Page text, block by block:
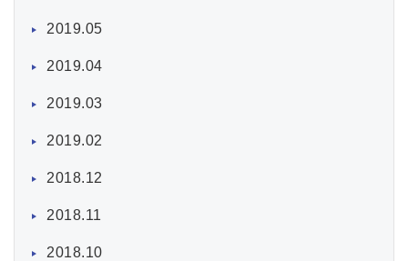
2019.05
2019.04
2019.03
2019.02
2018.12
2018.11
2018.10